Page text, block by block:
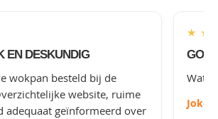
EN DESKUNDIG
wokpan besteld bij de
website, ruime
adequaat geïnformeerd over
★ ★
Wat
Joke